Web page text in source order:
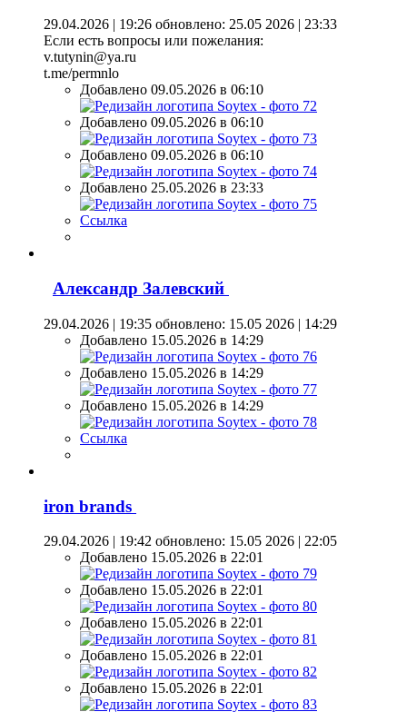
29.04.2026 | 19:26 обновлено: 25.05 2026 | 23:33
Если есть вопросы или пожелания:
v.tutynin@ya.ru
t.me/permnlo
Добавлено 09.05.2026 в 06:10
Добавлено 09.05.2026 в 06:10
Добавлено 09.05.2026 в 06:10
Добавлено 25.05.2026 в 23:33
Ссылка
Александр Залевский
29.04.2026 | 19:35 обновлено: 15.05 2026 | 14:29
Добавлено 15.05.2026 в 14:29
Добавлено 15.05.2026 в 14:29
Добавлено 15.05.2026 в 14:29
Ссылка
iron brands
29.04.2026 | 19:42 обновлено: 15.05 2026 | 22:05
Добавлено 15.05.2026 в 22:01
Добавлено 15.05.2026 в 22:01
Добавлено 15.05.2026 в 22:01
Добавлено 15.05.2026 в 22:01
Добавлено 15.05.2026 в 22:01